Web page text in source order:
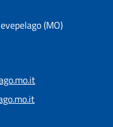
(MO)